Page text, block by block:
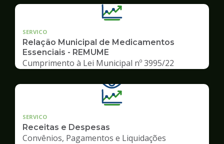
SERVICO
Relação Municipal de Medicamentos
Essenciais - REMUME
Cumprimento à Lei Municipal nº 3995/22
SERVICO
Receitas e Despesas
Convênios, Pagamentos e Liquidações